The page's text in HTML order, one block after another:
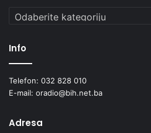
Kategorije
Info
Telefon: 032 828 010
E-mail: oradio@bih.net.ba
Adresa